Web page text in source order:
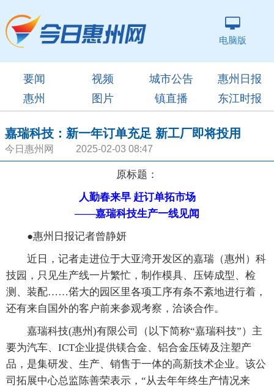
电脑版
要闻 视频 城市公告
惠州日报
惠州
图片 镇直播 东江时报
嘉瑞科技：新一年订单充足 新工厂即将投用
今日惠州网 2025-02-03 08:47
原标题：
人勤春来早 赶订单拓市场
——嘉瑞科技生产一线见闻
●惠州日报记者曾静妍
近日，记者走进位于大亚湾开发区的嘉瑞（惠州）科
技园，只见生产线一片繁忙，制作模具、压铸成型、检
测、装配……偌大的园区里各项工序有条不紊地进行着，
还有来自国外的客户前来参观考察，洽谈合作。
嘉瑞科技(惠州)有限公司（以下简称“嘉瑞科技”）主
要为汽车、ICT企业提供镁合金、铝合金压铸及注塑产
品，是集研发、生产、销售于一体的高新技术企业。该公
司拓展中心总监陈善荣表示，“从去年年终生产情况来